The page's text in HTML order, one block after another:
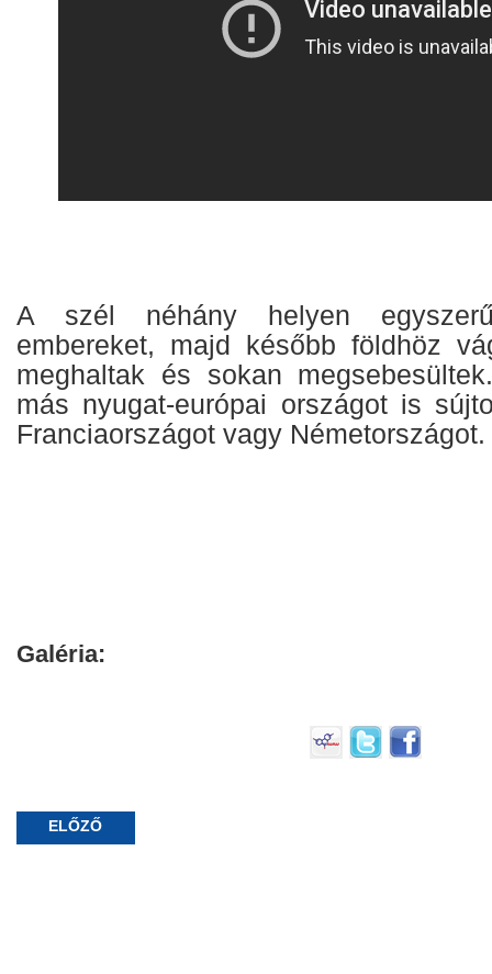
A szél néhány helyen
embereket, majd később földhöz
meghaltak és sokan
más nyugat-európai országot is
Franciaországot vagy Németországot.
Galéria:
ELŐZŐ